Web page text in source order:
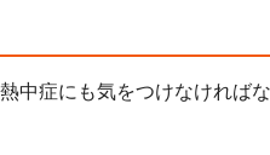
中症にも気をつけなければ